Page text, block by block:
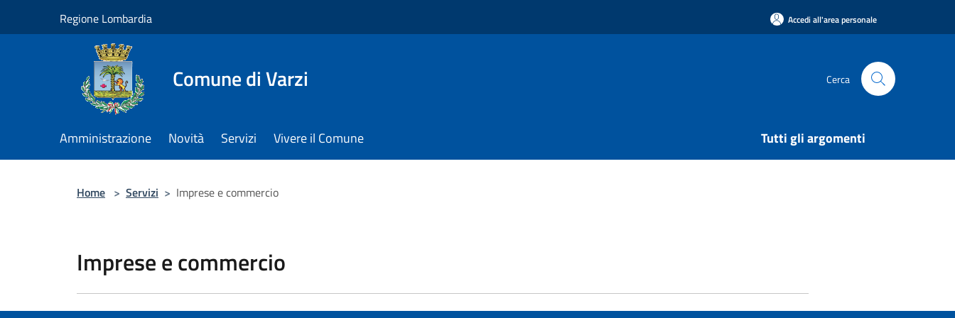
Regione Lombardia Accedi all'area personale
Comune di Varzi Cerca
Amministrazione Novità Servizi Vivere il Comune Tutti gli argomenti
Home > Servizi > Imprese e commercio
Imprese e commercio